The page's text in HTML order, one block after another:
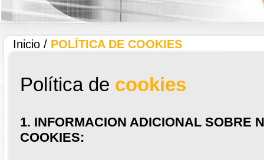
Inicio / POLÍTICA DE COOKIES
Política de cookies
1. INFORMACION ADICIONAL SOBRE
COOKIES: